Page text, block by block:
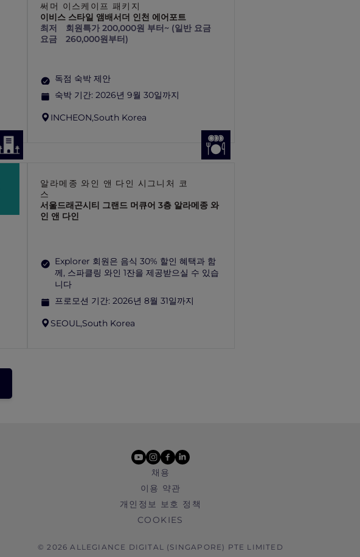
써머 이스케이프 패키지
이비스 스타일 앰배서더 인천 에어포트
최저
요금
회원특가 200,000원 부터~ (일반 요금
260,000원부터)
독점 숙박 제안
숙박 기간:2026년 9월 30일까지
INCHEON,South Korea
알라메종 와인 앤 다인 시그니처 코
스
서울드래곤시티 그랜드 머큐어 3층 알라메종 와
인 앤 다인
Explorer 회원은 음식 30% 할인 혜택과 함
께, 스파클링 와인 1잔을 제공받으실 수 있습
니다
프로모션 기간:2026년 8월 31일까지
SEOUL,South Korea
youtube
instagram
facebook
linkedin
채용
이용 약관
개인정보 보호 정책
COOKIES
© 2026 ALLEGIANCE DIGITAL (SINGAPORE) PTE LIMITED